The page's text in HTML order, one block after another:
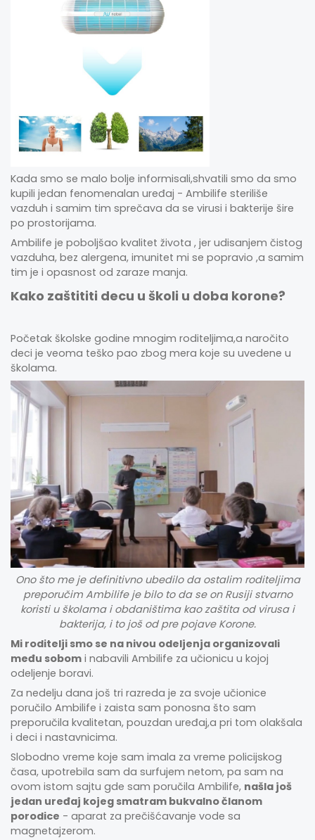
Kada smo se malo bolje informisali,shvatili smo da smo
kupili jedan fenomenalan uređaj - Ambilife steriliše
vazduh i samim tim sprečava da se virusi i bakterije šire
po prostorijama.
Ambilife je poboljšao kvalitet života , jer udisanjem čistog
vazduha, bez alergena, imunitet mi se popravio ,a samim
tim je i opasnost od zaraze manja.
Kako zaštititi decu u školi u doba korone?
Početak školske godine mnogim roditeljima,a naročito
deci je veoma teško pao zbog mera koje su uvedene u
školama.
Ono što me je definitivno ubedilo da ostalim roditeljima
preporučim Ambilife je bilo to da se on Rusiji stvarno
koristi u školama i obdaništima kao zaštita od virusa i
bakterija, i to još od pre pojave Korone.
Mi roditelji smo se na nivou odeljenja organizovali
među sobom i nabavili Ambilife za učionicu u kojoj
odeljenje boravi.
Za nedelju dana još tri razreda je za svoje učionice
poručilo Ambilife i zaista sam ponosna što sam
preporučila kvalitetan, pouzdan uređaj,a pri tom olakšala
i deci i nastavnicima.
Slobodno vreme koje sam imala za vreme policijskog
časa, upotrebila sam da surfujem netom, pa sam na
ovom istom sajtu gde sam poručila Ambilife, našla još
jedan uređaj kojeg smatram bukvalno članom
porodice - aparat za prečišćavanje vode sa
magnetajzerom.